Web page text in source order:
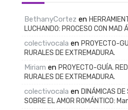
BethanyCortez en
LUCHANDO: PROCESO CON MAD
colectivocala enPROYECTO-
RURALES DE EXTREMADURA.
Miriam enPROYECTO-GUÍA.
RURALES DE EXTREMADURA.
colectivocala enDINÁMICAS
SOBRE EL AMOR ROMÁNTICO: